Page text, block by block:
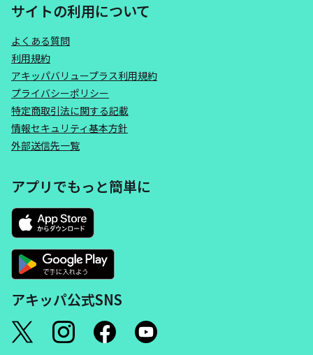
サイトの利用について
よくある質問
利用規約
アキッパバリュープラス利用規約
プライバシーポリシー
特定商取引法に関する記載
情報セキュリティ基本方針
外部送信先一覧
アプリでもっと簡単に
アキッパ公式SNS